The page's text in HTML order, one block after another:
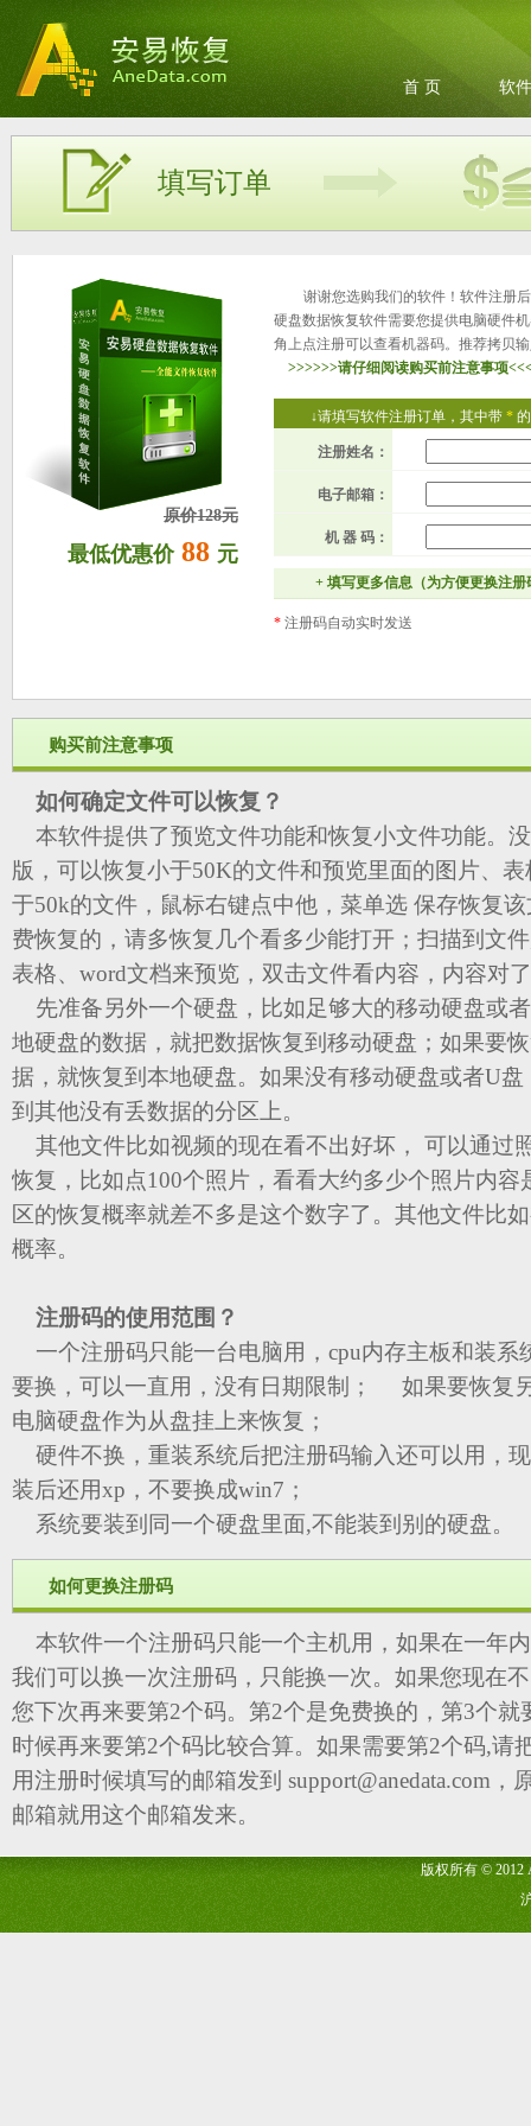
首 页 软
填写订单
原价128元
最低优惠价88 元
谢谢您选购我们的软件！软件注册
硬盘数据恢复软件需要您提供电脑硬件
角上点注册可以查看机器码。推荐拷贝
>>>>>>请仔细阅读购买前注意事项
↓请填写软件注册订单，其中带 *
注册姓名：
电子邮箱：
机 器 码：
+ 填写更多信息（为方便更换注
* 注册码自动实时发送
购买前注意事项
如何确定文件可以恢复？
本软件提供了预览文件功能和恢复小文件功能。
版，可以恢复小于50K的文件和预览里面的图片、
于50k的文件，鼠标右键点中他，菜单选 保存恢复
费恢复的，请多恢复几个看多少能打开；扫描到文
表格、word文档来预览，双击文件看内容，内容对
先准备另外一个硬盘，比如足够大的移动硬盘或
地硬盘的数据，就把数据恢复到移动硬盘；如果要
据，就恢复到本地硬盘。如果没有移动硬盘或者U
到其他没有丢数据的分区上。
其他文件比如视频的现在看不出好坏， 可以通过
恢复，比如点100个照片，看看大约多少个照片内容
区的恢复概率就差不多是这个数字了。其他文件比
概率。
注册码的使用范围？
一个注册码只能一台电脑用，cpu内存主板和装系
要换，可以一直用，没有日期限制； 如果要恢复
电脑硬盘作为从盘挂上来恢复；
硬件不换，重装系统后把注册码输入还可以用，
装后还用xp，不要换成win7；
系统要装到同一个硬盘里面,不能装到别的硬盘。
如何更换注册码
本软件一个注册码只能一个主机用，如果在一年
我们可以换一次注册码，只能换一次。如果您现在
您下次再来要第2个码。第2个是免费换的，第3个就
时候再来要第2个码比较合算。如果需要第2个码,请
用注册时候填写的邮箱发到 support@anedata.com，
邮箱就用这个邮箱发来。
版权所有 © 2012